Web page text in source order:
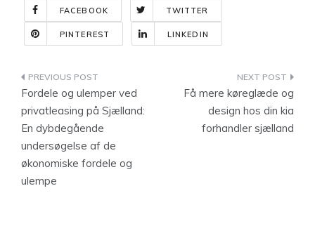
FACEBOOK TWITTER
PINTEREST LINKEDIN
Indlægsnavigation
Fordele og ulemper ved
privatleasing på Sjælland:
En dybdegående
undersøgelse af de
økonomiske fordele og
ulempe
Få mere køreglæde og
design hos din kia
forhandler sjælland